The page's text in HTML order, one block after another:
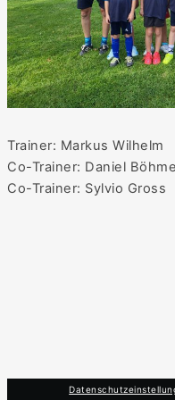
Trainer: Markus Wilhelm
Co-Trainer: Daniel
Co-Trainer: Sylvio Gross